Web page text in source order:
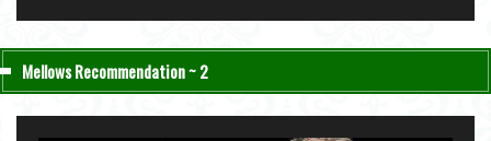
Mellows Recommendation ~ 2